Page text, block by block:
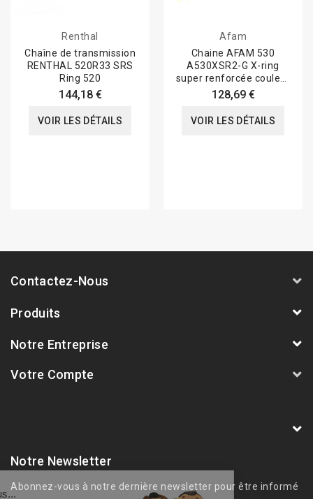
Renthal
Chaîne de transmission
RENTHAL 520R33 SRS
Ring 520
144,18 €
VOIR LES DÉTAILS
Afam
Chaine AFAM 530
A530XSR2-G X-ring
super renforcée couleur
Or
128,69 €
VOIR LES DÉTAILS
Contactez-Nous
Produits
Notre Entreprise
Votre Compte
Notre Newsletter
Abonnez-vous à notre dernière newsletter pour être informé